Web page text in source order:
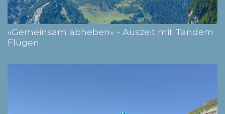
«Gemeinsam abheben» - Auszeit mit Tandem
Flügen